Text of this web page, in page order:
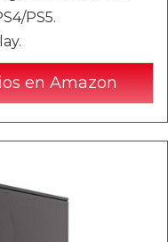
PS5.
en Amazon